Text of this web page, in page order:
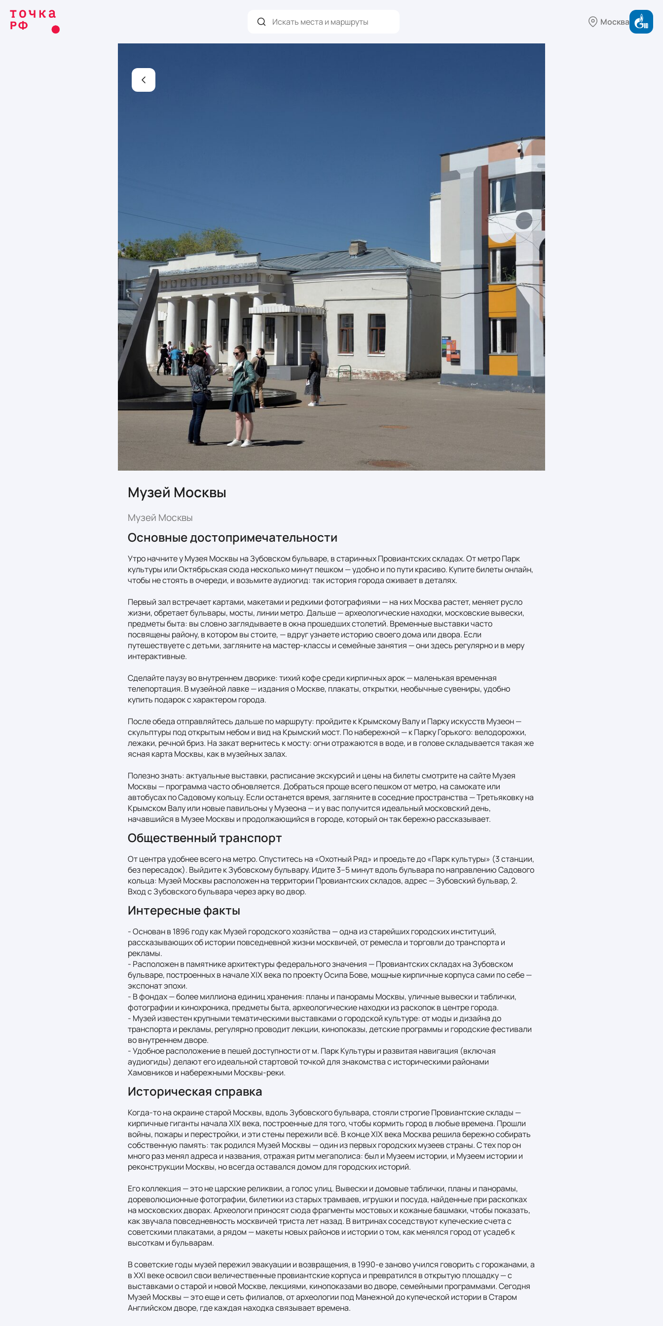
Москва
Музей Москвы
Музей Москвы
Основные достопримечательности
Утро начните у Музея Москвы на Зубовском бульваре, в старинных Провиантских складах. От метро Парк
культуры или Октябрьская сюда несколько минут пешком — удобно и по пути красиво. Купите билеты онлайн,
чтобы не стоять в очереди, и возьмите аудиогид: так история города оживает в деталях.
Первый зал встречает картами, макетами и редкими фотографиями — на них Москва растет, меняет русло
жизни, обретает бульвары, мосты, линии метро. Дальше — археологические находки, московские вывески,
предметы быта: вы словно заглядываете в окна прошедших столетий. Временные выставки часто
посвящены району, в котором вы стоите, — вдруг узнаете историю своего дома или двора. Если
путешествуете с детьми, загляните на мастер-классы и семейные занятия — они здесь регулярно и в меру
интерактивные.
Сделайте паузу во внутреннем дворике: тихий кофе среди кирпичных арок — маленькая временная
телепортация. В музейной лавке — издания о Москве, плакаты, открытки, необычные сувениры, удобно
купить подарок с характером города.
После обеда отправляйтесь дальше по маршруту: пройдите к Крымскому Валу и Парку искусств Музеон —
скульптуры под открытым небом и вид на Крымский мост. По набережной — к Парку Горького: велодорожки,
лежаки, речной бриз. На закат вернитесь к мосту: огни отражаются в воде, и в голове складывается такая же
ясная карта Москвы, как в музейных залах.
Полезно знать: актуальные выставки, расписание экскурсий и цены на билеты смотрите на сайте Музея
Москвы — программа часто обновляется. Добраться проще всего пешком от метро, на самокате или
автобусах по Садовому кольцу. Если останется время, загляните в соседние пространства — Третьяковку на
Крымском Валу или новые павильоны у Музеона — и у вас получится идеальный московский день,
начавшийся в Музее Москвы и продолжающийся в городе, который он так бережно рассказывает.
Общественный транспорт
От центра удобнее всего на метро. Спуститесь на «Охотный Ряд» и проедьте до «Парк культуры» (3 станции,
без пересадок). Выйдите к Зубовскому бульвару. Идите 3–5 минут вдоль бульвара по направлению Садового
кольца: Музей Москвы расположен на территории Провиантских складов, адрес — Зубовский бульвар, 2.
Вход с Зубовского бульвара через арку во двор.
Интересные факты
- Основан в 1896 году как Музей городского хозяйства — одна из старейших городских институций,
рассказывающих об истории повседневной жизни москвичей, от ремесла и торговли до транспорта и
рекламы.
- Расположен в памятнике архитектуры федерального значения — Провиантских складах на Зубовском
бульваре, построенных в начале XIX века по проекту Осипа Бове, мощные кирпичные корпуса сами по себе —
экспонат эпохи.
- В фондах — более миллиона единиц хранения: планы и панорамы Москвы, уличные вывески и таблички,
фотографии и кинохроника, предметы быта, археологические находки из раскопок в центре города.
- Музей известен крупными тематическими выставками о городской культуре: от моды и дизайна до
транспорта и рекламы, регулярно проводит лекции, кинопоказы, детские программы и городские фестивали
во внутреннем дворе.
- Удобное расположение в пешей доступности от м. Парк Культуры и развитая навигация (включая
аудиогиды) делают его идеальной стартовой точкой для знакомства с историческими районами
Хамовников и набережными Москвы-реки.
Историческая справка
Когда-то на окраине старой Москвы, вдоль Зубовского бульвара, стояли строгие Провиантские склады —
кирпичные гиганты начала XIX века, построенные для того, чтобы кормить город в любые времена. Прошли
войны, пожары и перестройки, и эти стены пережили всё. В конце XIX века Москва решила бережно собирать
собственную память: так родился Музей Москвы — один из первых городских музеев страны. С тех пор он
много раз менял адреса и названия, отражая ритм мегаполиса: был и Музеем истории, и Музеем истории и
реконструкции Москвы, но всегда оставался домом для городских историй.
Его коллекция — это не царские реликвии, а голос улиц. Вывески и домовые таблички, планы и панорамы,
дореволюционные фотографии, билетики из старых трамваев, игрушки и посуда, найденные при раскопках
на московских дворах. Археологи приносят сюда фрагменты мостовых и кожаные башмаки, чтобы показать,
как звучала повседневность москвичей триста лет назад. В витринах соседствуют купеческие счета с
советскими плакатами, а рядом — макеты новых районов и истории о том, как менялся город от усадеб к
высоткам и бульварам.
В советские годы музей пережил эвакуации и возвращения, в 1990-е заново учился говорить с горожанами, а
в XXI веке освоил свои величественные провиантские корпуса и превратился в открытую площадку — с
выставками о старой и новой Москве, лекциями, кинопоказами во дворе, семейными программами. Сегодня
Музей Москвы — это еще и сеть филиалов, от археологии под Манежной до купеческой истории в Старом
Английском дворе, где каждая находка связывает времена.